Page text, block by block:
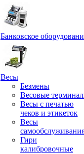
Банковское
Весы
Безмены
Весовые
Весы с печатью
чеков и этикеток
Весы
Гири
калибровочные